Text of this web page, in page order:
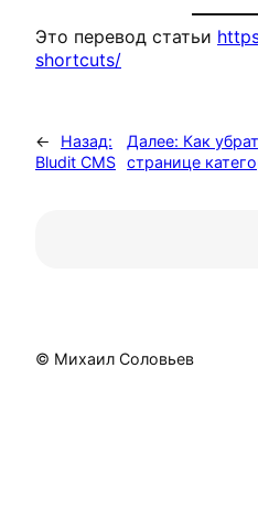
Это перевод статьи
shortcuts/
←
Назад:
Bludit CMS
Далее: Как
странице
© Михаил Соловьев